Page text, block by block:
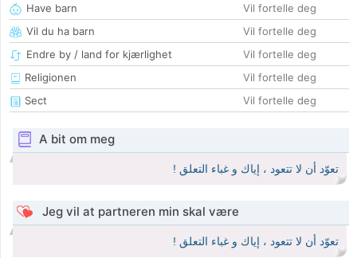
Have barn
Vil fortelle deg
Vil du ha barn
Vil fortelle deg
Endre by / land for kjærlighet
Vil fortelle deg
Religionen
Vil fortelle deg
Sect
Vil fortelle deg
A bit om meg
تعوّد أن لا تتعود ، إياك و غباء التعلق !
Jeg vil at partneren min skal være
تعوّد أن لا تتعود ، إياك و غباء التعلق !